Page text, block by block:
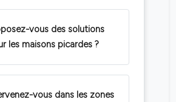
vous des solutions
les maisons picardes ?
vous dans les zones